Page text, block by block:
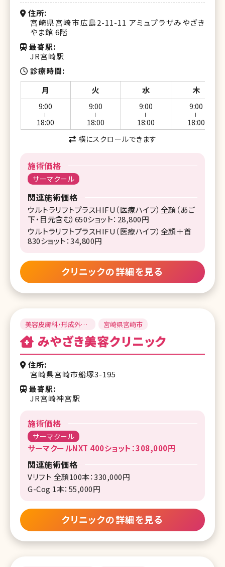
住所
宮崎県宮崎市広島2-11-11 アミュプラザみやざき
やま館 6階
最寄駅
JR宮崎駅
診療時間
月
火 水 木
9:00
18:00
9:00
18:00
9:00
18:00
9:00
18:00
横にスクロールできます
施術価格
サーマクール
関連施術価格
ウルトラリフトプラスHIFU（医療ハイフ）全顔（あご
下・目元含む）650ショット：28,800円
ウルトラリフトプラスHIFU（医療ハイフ）全顔＋首
830ショット：34,800円
クリニックの詳細を見る
美容皮膚科・形成外
科・美容外科
宮崎県宮崎市
みやざき美容クリニック
住所
宮崎県宮崎市船塚3-195
最寄駅
JR宮崎神宮駅
施術価格
サーマクール
サーマクールNXT 400ショット：308,000円
関連施術価格
Vリフト 全顔100本：330,000円
G-Cog 1本：55,000円
クリニックの詳細を見る